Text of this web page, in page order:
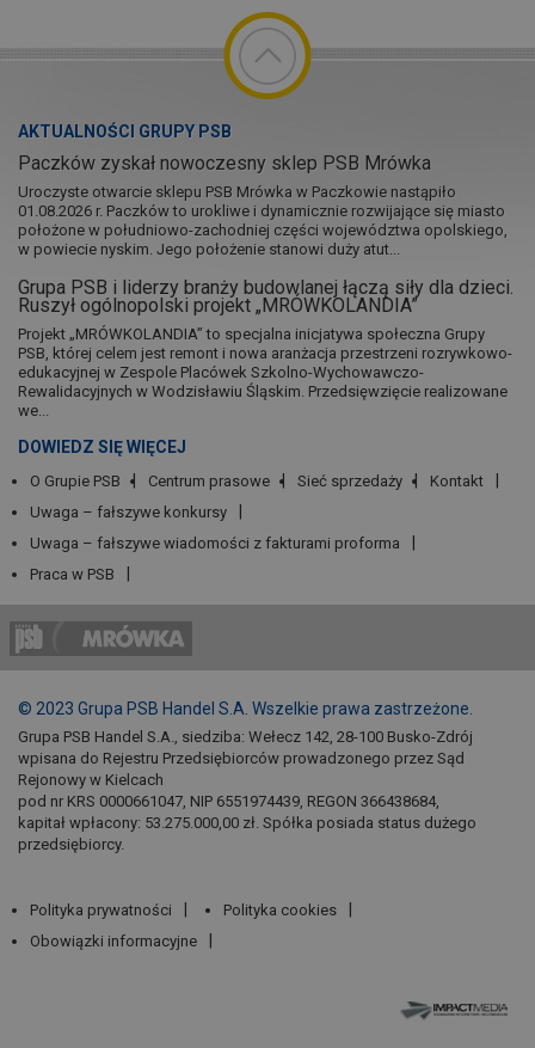
AKTUALNOŚCI GRUPY PSB
Paczków zyskał nowoczesny sklep PSB Mrówka
Uroczyste otwarcie sklepu PSB Mrówka w Paczkowie nastąpiło
01.08.2026 r. Paczków to urokliwe i dynamicznie rozwijające się miasto
położone w południowo-zachodniej części województwa opolskiego,
w powiecie nyskim. Jego położenie stanowi duży atut...
Grupa PSB i liderzy branży budowlanej łączą siły dla dzieci.
Ruszył ogólnopolski projekt „MRÓWKOLANDIA”
Projekt „MRÓWKOLANDIA” to specjalna inicjatywa społeczna Grupy
PSB, której celem jest remont i nowa aranżacja przestrzeni rozrywkowo-
edukacyjnej w Zespole Placówek Szkolno-Wychowawczo-
Rewalidacyjnych w Wodzisławiu Śląskim. Przedsięwzięcie realizowane
we...
DOWIEDZ SIĘ WIĘCEJ
O Grupie PSB Centrum prasowe Sieć sprzedaży
Kontakt
Uwaga – fałszywe konkursy
Uwaga – fałszywe wiadomości z fakturami proforma
Praca w PSB
© 2023 Grupa PSB Handel S.A. Wszelkie prawa zastrzeżone.
Grupa PSB Handel S.A., siedziba: Wełecz 142, 28-100 Busko-Zdrój
wpisana do Rejestru Przedsiębiorców prowadzonego przez Sąd
Rejonowy w Kielcach
pod nr KRS 0000661047, NIP 6551974439, REGON 366438684,
kapitał wpłacony: 53.275.000,00 zł. Spółka posiada status dużego
przedsiębiorcy.
Polityka prywatności
Polityka cookies
Obowiązki informacyjne